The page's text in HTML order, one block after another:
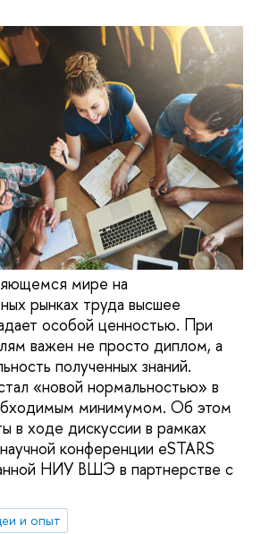
мире на
рынках труда высшее
особой ценностью. При
важен не просто диплом, а
полученных знаний.
«новой нормальностью» в
минимумом. Об этом
в ходе дискуссии в рамках
конференции eSTARS
НИУ ВШЭ в партнерстве с
и опыт